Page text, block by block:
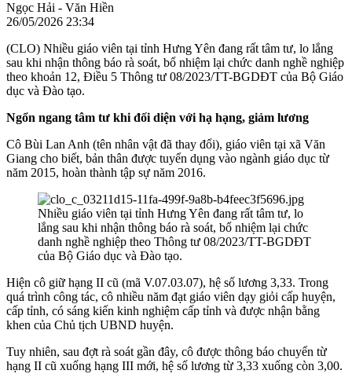
Ngọc Hải - Văn Hiền
26/05/2026 23:34
(CLO) Nhiều giáo viên tại tỉnh Hưng Yên đang rất tâm tư, lo lắng
sau khi nhận thông báo rà soát, bổ nhiệm lại chức danh nghề nghiệp
theo khoản 12, Điều 5 Thông tư 08/2023/TT-BGDĐT của Bộ Giáo
dục và Đào tạo.
Ngổn ngang tâm tư khi đối diện với hạ hạng, giảm lương
Cô Bùi Lan Anh (tên nhân vật đã thay đổi), giáo viên tại xã Văn
Giang cho biết, bản thân được tuyển dụng vào ngành giáo dục từ
năm 2015, hoàn thành tập sự năm 2016.
Nhiều giáo viên tại tỉnh Hưng Yên đang rất tâm tư, lo
lắng sau khi nhận thông báo rà soát, bổ nhiệm lại chức
danh nghề nghiệp theo Thông tư 08/2023/TT-BGDĐT
của Bộ Giáo dục và Đào tạo.
Hiện cô giữ hạng II cũ (mã V.07.03.07), hệ số lương 3,33. Trong
quá trình công tác, cô nhiều năm đạt giáo viên dạy giỏi cấp huyện,
cấp tỉnh, có sáng kiến kinh nghiệm cấp tỉnh và được nhận bằng
khen của Chủ tịch UBND huyện.
Tuy nhiên, sau đợt rà soát gần đây, cô được thông báo chuyển từ
hạng II cũ xuống hạng III mới, hệ số lương từ 3,33 xuống còn 3,00.